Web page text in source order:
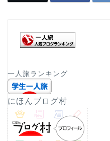
一人旅ランキング
にほんブログ村